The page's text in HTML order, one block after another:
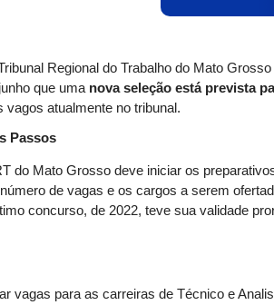
Regional do Trabalho do Mato
que uma nova seleção está prevista
atualmente no tribunal.
Passos
do Mato Grosso deve iniciar os
de vagas e os cargos a serem
concurso, de 2022, teve sua validade
vagas para as carreiras de Técnico e